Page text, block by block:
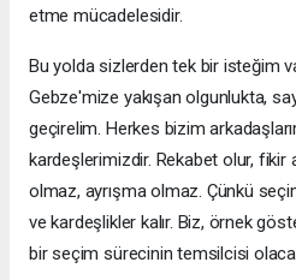
etme mücadelesidir.
Bu yolda sizlerden tek bir isteğim
Gebze'mize yakışan olgunlukta,
geçirelim. Herkes bizim
kardeşlerimizdir. Rekabet olur, fikir
olmaz, ayrışma olmaz. Çünkü
ve kardeşlikler kalır. Biz, örnek
bir seçim sürecinin temsilcisi